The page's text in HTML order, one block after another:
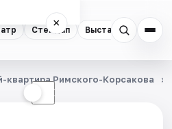
Стендап Выставки
×
☾
квартира Римского-Корсакова